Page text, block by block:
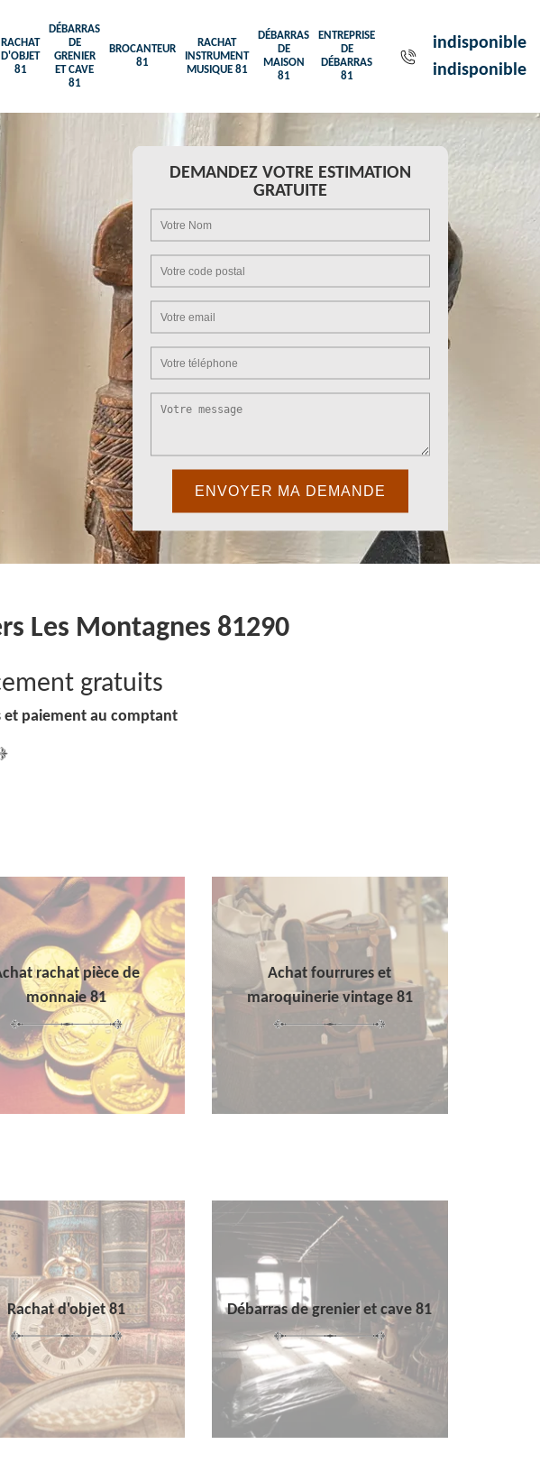
RACHAT
D'OBJET
81
DÉBARRAS
DE
GRENIER
ET CAVE
81
BROCANTEUR
81
RACHAT
INSTRUMENT
MUSIQUE 81
DÉBARRAS
DE
MAISON
81
ENTREPRISE
DE
DÉBARRAS
81
indisponible
indisponible
DEMANDEZ VOTRE ESTIMATION
GRATUITE
Les Montagnes 81290
gratuits
et paiement au comptant
rachat pièce de
monnaie 81
Achat fourrures et
maroquinerie vintage 81
Rachat d'objet 81 Débarras de grenier et cave 81